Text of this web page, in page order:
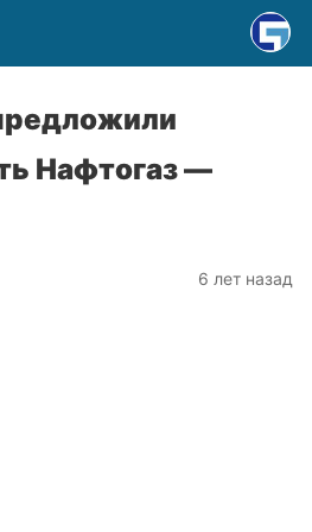
Нафтогаз —
6 лет назад